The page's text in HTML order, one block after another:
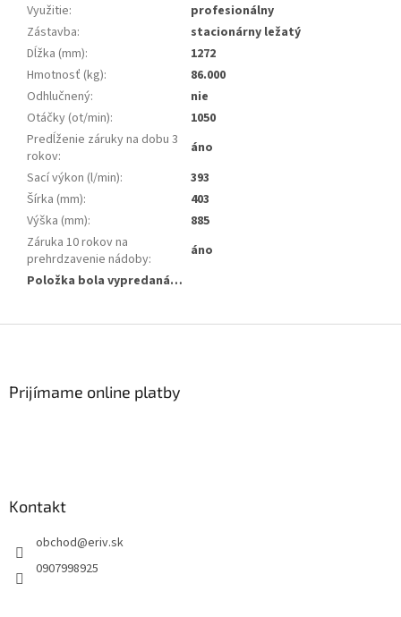
Využitie:
profesionálny
Zástavba:
stacionárny ležatý
Dĺžka (mm):
1272
Hmotnosť (kg):
86.000
Odhlučnený:
nie
Otáčky (ot/min):
1050
Predĺženie záruky na dobu 3
rokov:
áno
Sací výkon (l/min):
393
Šírka (mm):
403
Výška (mm):
885
Záruka 10 rokov na
prehrdzavenie nádoby:
áno
Položka bola vypredaná…
Prijímame online platby
Kontakt
obchod@eriv.sk
0907998925